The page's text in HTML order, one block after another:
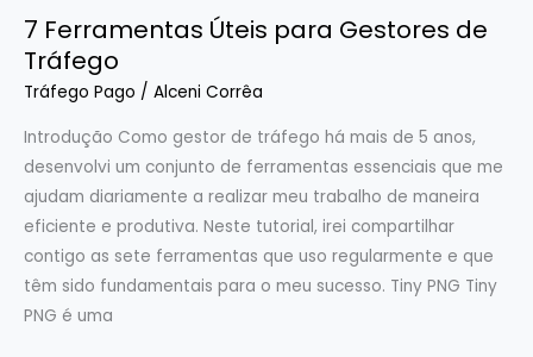
7 Ferramentas Úteis para Gestores de
Tráfego
Tráfego Pago / Alceni Corrêa
Introdução Como gestor de tráfego há mais de 5 anos,
desenvolvi um conjunto de ferramentas essenciais que me
ajudam diariamente a realizar meu trabalho de maneira
eficiente e produtiva. Neste tutorial, irei compartilhar
contigo as sete ferramentas que uso regularmente e que
têm sido fundamentais para o meu sucesso. Tiny PNG Tiny
PNG é uma